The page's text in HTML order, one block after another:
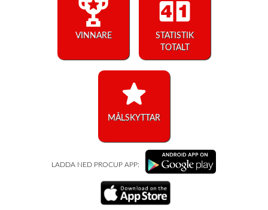
VINNARE
STATISTIK
TOTALT
MÅLSKYTTAR
LADDA NED PROCUP APP: